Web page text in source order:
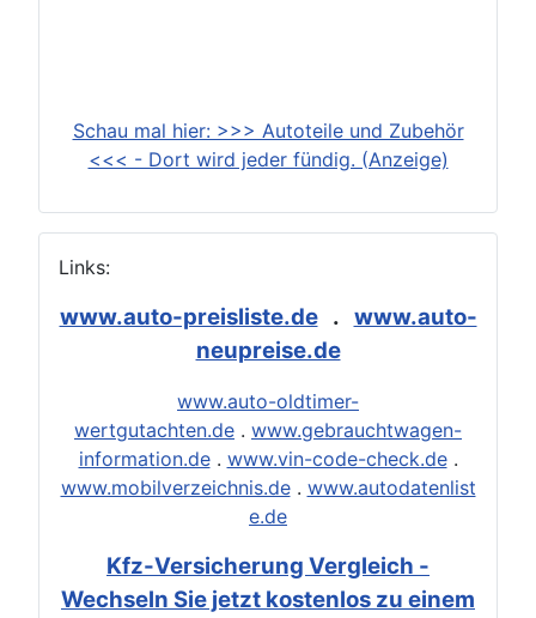
Schau mal hier: >>> Autoteile und Zubehör
<<< - Dort wird jeder fündig. (Anzeige)
Links:
www.auto-preisliste.de. www.auto-
neupreise.de
www.auto-oldtimer-
wertgutachten.de . www.gebrauchtwagen-
information.de. www.vin-code-check.de.
www.mobilverzeichnis.de. www.autodatenlist
e.de
Kfz-Versicherung Vergleich -
Wechseln Sie jetzt kostenlos zu einem